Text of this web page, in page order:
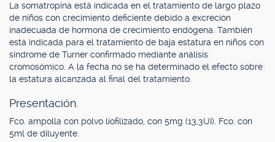
La somatropina está indicada en el tratamiento de largo plazo
de niños con crecimiento deficiente debido a excreción
inadecuada de hormona de crecimiento endógena. También
está indicada para el tratamiento de baja estatura en niños con
síndrome de Turner confirmado mediante análisis
cromosómico. A la fecha no se ha determinado el efecto sobre
la estatura alcanzada al final del tratamiento.
Presentación.
Fco. ampolla con polvo liofilizado, con 5mg (13,3UI). Fco. con
5ml de diluyente.